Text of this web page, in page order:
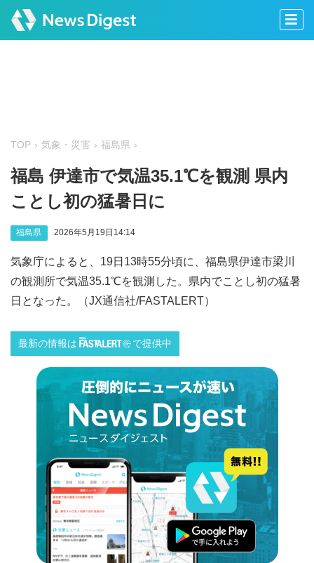
TOP 気象・災害 福島県
福島 伊達市で気温35.1℃を観測 県内
ことし初の猛暑日に
福島県 2026年5月19日14:14
気象庁によると、19日13時55分頃に、福島県伊達市梁川
の観測所で気温35.1℃を観測した。県内でことし初の猛暑
日となった。（JX通信社/FASTALERT）
最新の情報は で提供中